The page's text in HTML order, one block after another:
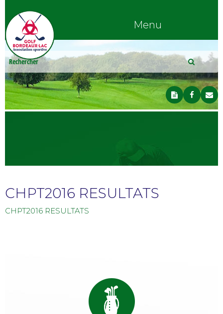
Menu
CHPT2016 RESULTATS
CHPT2016 RESULTATS